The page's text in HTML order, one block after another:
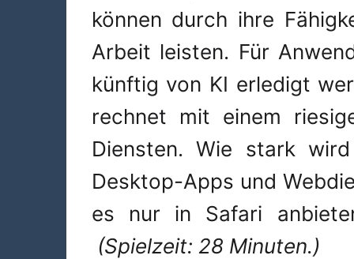
können durch ihre
Arbeit leisten. Für
künftig von KI erledigt
rechnet mit einem
Diensten. Wie stark
Desktop-Apps und
es nur in Safari
(Spielzeit: 28 Minuten.)